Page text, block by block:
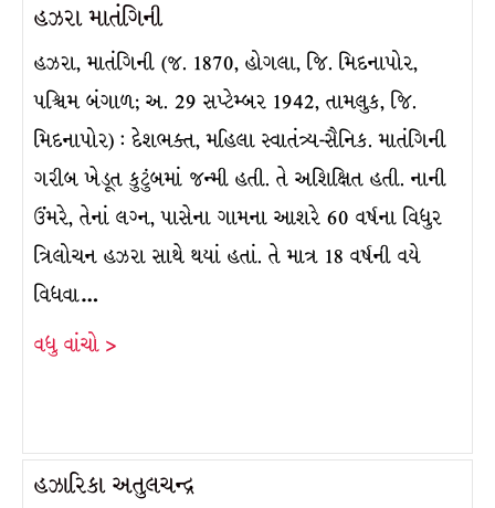
હઝરા માતંગિની
હઝરા, માતંગિની (જ. 1870, હોગલા, જિ. મિદનાપોર,
પશ્ચિમ બંગાળ; અ. 29 સપ્ટેમ્બર 1942, તામલુક, જિ.
મિદનાપોર) : દેશભક્ત, મહિલા સ્વાતંત્ર્ય-સૈનિક. માતંગિની
ગરીબ ખેડૂત કુટુંબમાં જન્મી હતી. તે અશિક્ષિત હતી. નાની
ઉંમરે, તેનાં લગ્ન, પાસેના ગામના આશરે 60 વર્ષના વિધુર
ત્રિલોચન હઝરા સાથે થયાં હતાં. તે માત્ર 18 વર્ષની વયે
વિધવા…
વધુ વાંચો >
હઝારિકા અતુલચન્દ્ર